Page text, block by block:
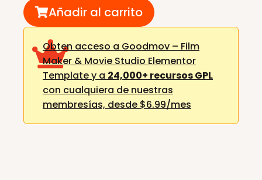
Añadir al carrito
Obten acceso a Goodmov – Film
Maker & Movie Studio Elementor
Template y a 24,000+ recursos GPL
con cualquiera de nuestras
membresías, desde $6.99/mes